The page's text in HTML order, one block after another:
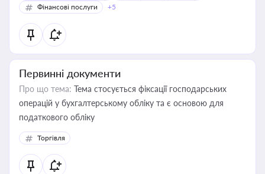
Фінансові послуги
+5
Первинні документи
Про що тема: Тема стосується фіксації господарських
операцій у бухгалтерському обліку та є основою для
податкового обліку
Торгівля